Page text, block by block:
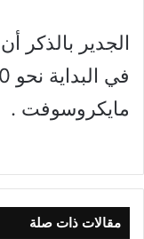
الجدير بالذكر
مايكروسوفت .
مقالات ذات صلة